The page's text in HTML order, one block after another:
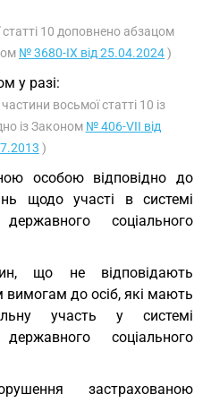
10 доповнено абзацом
№ 3680-IX від 25.04.2024)
у разі:
восьмої статті 10 із
із Законом № 406-VII від
)
особою відповідно до
щодо участі в системі
державного соціального
що не відповідають
до осіб, які мають
участь у системі
державного соціального
застрахованою